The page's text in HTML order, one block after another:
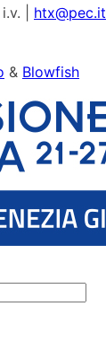
| htx@pec.it
& Blowfish